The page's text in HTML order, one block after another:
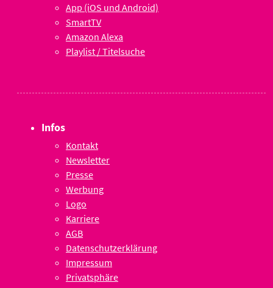
App (iOS und Android)
SmartTV
Amazon Alexa
Playlist / Titelsuche
Infos
Kontakt
Newsletter
Presse
Werbung
Logo
Karriere
AGB
Datenschutzerklärung
Impressum
Privatsphäre